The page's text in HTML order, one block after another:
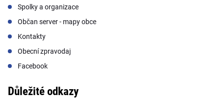
Spolky a organizace
Občan server - mapy obce
Kontakty
Obecní zpravodaj
Facebook
Důležité odkazy